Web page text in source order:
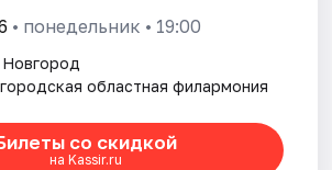
• понедельник • 19:00
областная филармония
со скидкой
на Kassir.ru